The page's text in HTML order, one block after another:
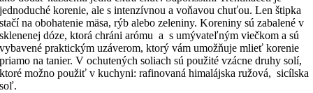
jednoduché korenie, ale s intenzívnou a voňavou chuťou. Len štipka
stačí na obohatenie mäsa, rýb alebo zeleniny. Koreniny sú zabalené v
sklenenej dóze, ktorá chráni arómu a s umývateľným viečkom a sú
vybavené praktickým uzáverom, ktorý vám umožňuje mlieť korenie
priamo na tanier. V ochutených soliach sú použité vzácne druhy solí,
ktoré možno použiť v kuchyni: rafinovaná himalájska ružová, sicílska
soľ.